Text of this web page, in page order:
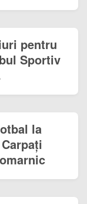
pentru
Sportiv
la